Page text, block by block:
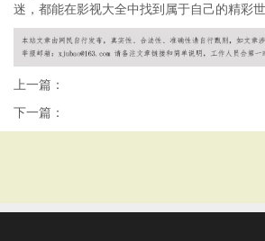
迷，都能在影视大全中找到属于自己的精彩世
上一篇：
下一篇：